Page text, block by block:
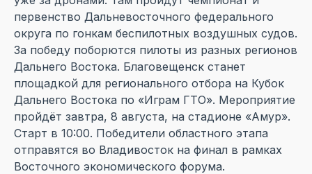
первенство Дальневосточного федерального
округа по гонкам беспилотных воздушных судов.
За победу поборются пилоты из разных регионов
Дальнего Востока. Благовещенск станет
площадкой для регионального отбора на Кубок
Дальнего Востока по «Играм ГТО». Мероприятие
пройдёт завтра, 8 августа, на стадионе «Амур».
Старт в 10:00. Победители областного этапа
отправятся во Владивосток на финал в рамках
Восточного экономического форума.